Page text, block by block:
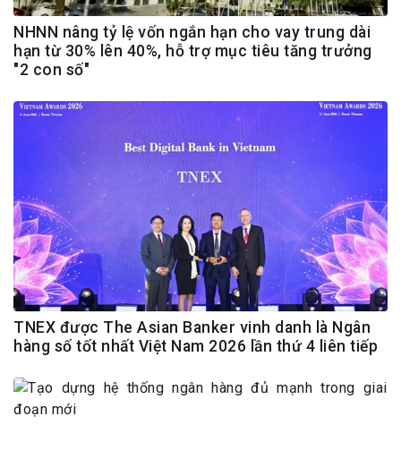
NHNN nâng tỷ lệ vốn ngắn hạn cho vay trung dài
hạn từ 30% lên 40%, hỗ trợ mục tiêu tăng trưởng
"2 con số"
TNEX được The Asian Banker vinh danh là Ngân
hàng số tốt nhất Việt Nam 2026 lần thứ 4 liên tiếp